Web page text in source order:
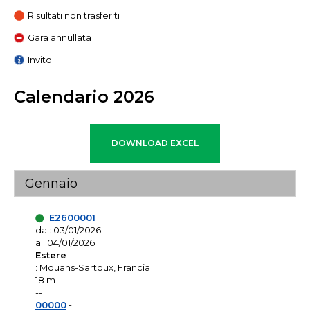
Risultati non trasferiti
Gara annullata
Invito
Calendario 2026
Gennaio
E2600001
dal: 03/01/2026
al: 04/01/2026
Estere
: Mouans-Sartoux, Francia
18 m
--
00000-